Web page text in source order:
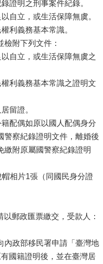
證明之刑事案件紀錄。
自立，或生活保障無虞。
利義務基本常識。
附下列文件：
自立，或生活保障無虞之
利義務基本常識之證明文
留證。
配偶如原以國人配偶身分
警察紀錄證明文件，離婚後
繳附原屬國警察紀錄證明
相片1張（同國民身分證
郵政匯票繳交，受款人：
內政部移民署申請「臺灣地
國籍證明後，並在臺灣居